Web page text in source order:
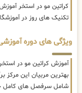
کراتین مو در استخر
تکنیک های روز در
ویژگی های دوره
آموزش کراتین مو در
بهترین مربیان این مرکز
شامل سرفصل های کامل